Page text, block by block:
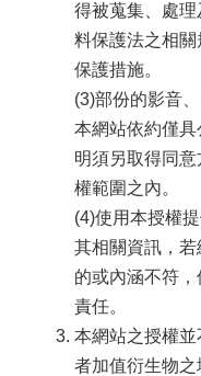
得被蒐集、處
料保護法之相
保護措施。
(3)部份的影音
本網站依約僅
明須另取得同
權範圍之內。
(4)使用本授權
其相關資訊，若
的或內涵不符
責任。
本網站之授權
者加值衍生物之